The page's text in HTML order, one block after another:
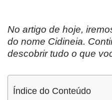
No artigo de hoje,
do nome Cidineia.
descobrir tudo o que
Índice do Conteúdo